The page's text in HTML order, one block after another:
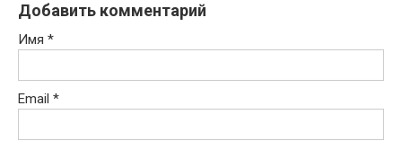
Добавить комментарий
Имя *
Email *